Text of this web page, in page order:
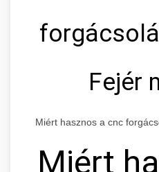
Fejér
Miért hasznos a cnc
Miért